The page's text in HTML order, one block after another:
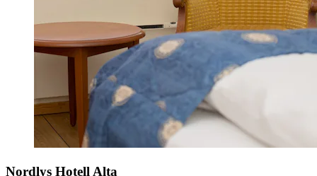
Nordlys Hotell Alta